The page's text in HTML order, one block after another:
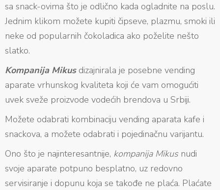
sa snack-ovima što je odlično kada ogladnite na poslu.
Jednim klikom možete kupiti čipseve, plazmu, smoki ili
neke od popularnih čokoladica ako poželite nešto
slatko.
Kompanija Mikusdizajnirala je posebne vending
aparate vrhunskog kvaliteta koji će vam omogućiti
uvek sveže proizvode vodećih brendova u Srbiji.
Možete odabrati kombinaciju vending aparata kafe i
snackova, a možete odabrati i pojedinačnu varijantu.
Ono što je najinteresantnije, kompanija Mikusnudi
svoje aparate potpuno besplatno, uz redovno
servisiranje i dopunu koja se takođe ne plaća. Plaćate